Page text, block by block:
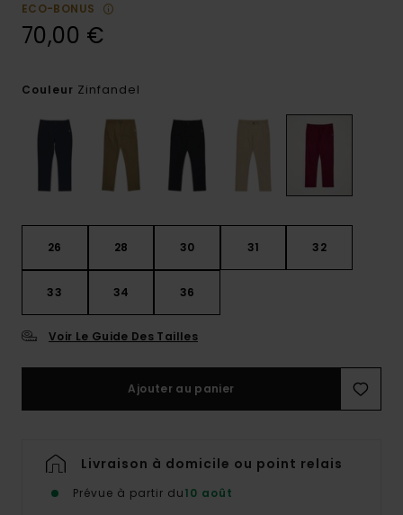
ECO-BONUS
70,00 €
Couleur Zinfandel
26 28 30 31 32
33 34 36
Voir Le Guide Des Tailles
Ajouter au panier
Livraison à domicile ou point relais
Prévue à partir du10 août